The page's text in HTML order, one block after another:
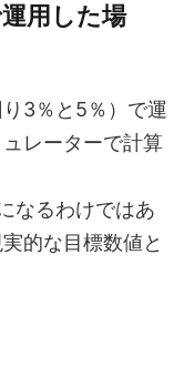
用した場
3％と5％）で運
レーターで計算
なるわけではあ
的な目標数値と